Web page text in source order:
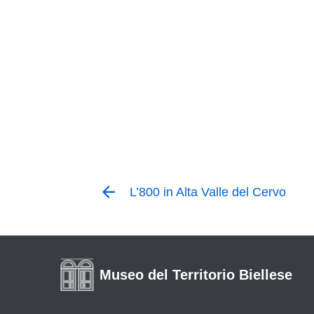
L’800 in Alta Valle del Cervo
Museo del Territorio Biellese